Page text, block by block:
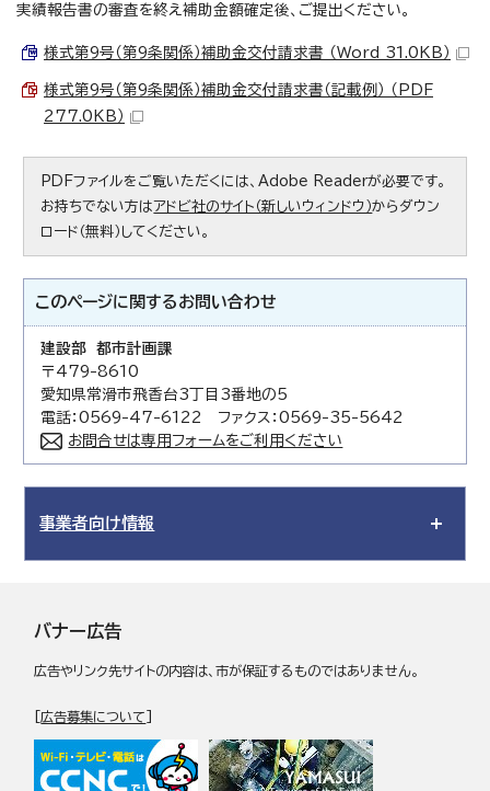
実績報告書の審査を終え補助金額確定後、ご提出ください。
様式第9号（第9条関係）補助金交付請求書 （Word 31.0KB）
様式第9号（第9条関係）補助金交付請求書（記載例） （PDF
277.0KB）
PDFファイルをご覧いただくには、Adobe Readerが必要です。
お持ちでない方はアドビ社のサイト（新しいウィンドウ）からダウン
ロード（無料）してください。
このページに関する お問い合わせ
建設部 都市計画課
〒479-8610
愛知県常滑市飛香台3丁目3番地の5
電話：0569-47-6122 ファクス：0569-35-5642
お問合せは専用フォームをご利用ください
事業者向け情報
バナー広告
広告やリンク先サイトの内容は、市が保証するものではありません。
[広告募集について